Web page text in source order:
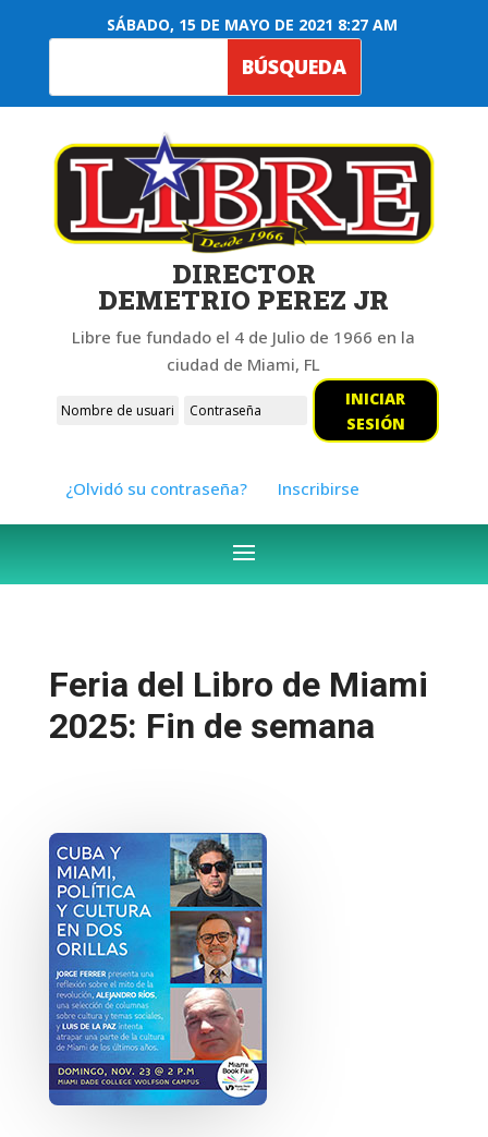
SÁBADO, 15 DE MAYO DE 2021 8:27 AM
DIRECTOR
DEMETRIO PEREZ JR
Libre fue fundado el 4 de Julio de 1966 en la
ciudad de Miami, FL
INICIAR
SESIÓN
¿Olvidó su contraseña? Inscribirse
Feria del Libro de Miami
2025: Fin de semana